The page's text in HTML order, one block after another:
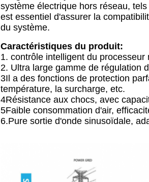
système électrique hors réseau,
est essentiel d'assurer la
du système.
Caractéristiques du produit:
1. contrôle intelligent du
2. Ultra large gamme de régulation
3Il a des fonctions de protection
température, la surcharge, etc.
4Résistance aux chocs, avec
5Faible consommation d'air,
6.Pure sortie d'onde sinusoïdale,